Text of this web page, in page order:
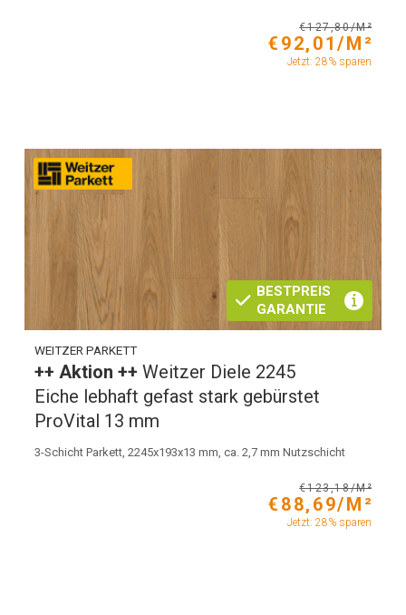
€127,80/M²
€92,01/M²
Jetzt: 28% sparen
BESTPREIS
GARANTIE
WEITZER PARKETT
++ Aktion ++Weitzer Diele 2245
Eiche lebhaft gefast stark gebürstet
ProVital 13 mm
3-Schicht Parkett, 2245x193x13 mm, ca. 2,7 mm Nutzschicht
€123,18/M²
€88,69/M²
Jetzt: 28% sparen